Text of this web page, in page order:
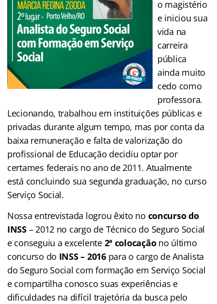
o magistério
e iniciou sua
vida na
carreira
pública
ainda muito
cedo como
professora.
Lecionando, trabalhou em instituições públicas e
privadas durante algum tempo, mas por conta da
baixa remuneração e falta de valorização do
profissional de Educação decidiu optar por
certames federais no ano de 2011. Atualmente
está concluindo sua segunda graduação, no curso
Serviço Social.
Nossa entrevistada logrou êxito no concurso do
INSS– 2012 no cargo de Técnico do Seguro Social
e conseguiu a excelente 2ª colocaçãono último
concurso do INSS – 2016para o cargo de Analista
do Seguro Social com formação em Serviço Social
e compartilha conosco suas experiências e
dificuldades na difícil trajetória da busca pelo